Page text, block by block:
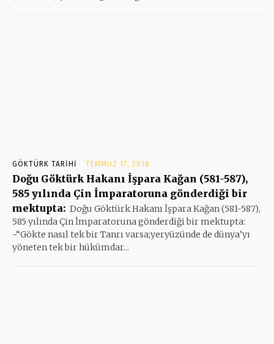
GÖKTÜRK TARIHI TEMMUZ 17, 2018
Doğu Göktürk Hakanı İşpara Kağan (581-587),
585 yılında Çin İmparatoruna gönderdiği bir
mektupta: Doğu Göktürk Hakanı İşpara Kağan (581-587),
585 yılında Çin İmparatoruna gönderdiği bir mektupta:
-“Gökte nasıl tek bir Tanrı varsa;yeryüzünde de dünya’yı
yöneten tek bir hükümdar...